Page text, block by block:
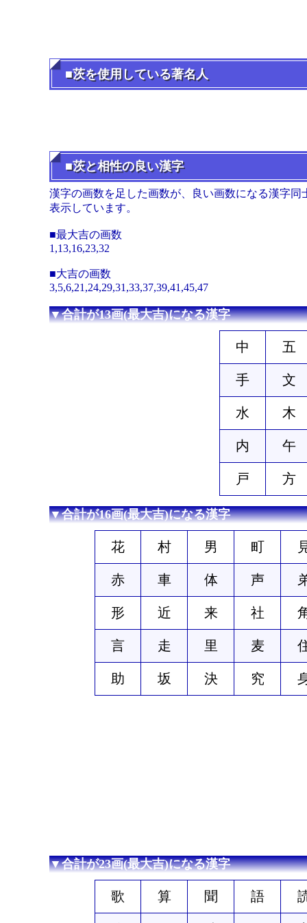
■茨を使用している著名人
■茨と相性の良い漢字
漢字の画数を足した画数が、良い画数になる漢字
表示しています。
■最大吉の画数
1,13,16,23,32
■大吉の画数
3,5,6,21,24,29,31,33,37,39,41,45,47
▼合計が13画(最大吉)になる漢字
中 五
手 文
水 木
内 午
戸 方
▼合計が16画(最大吉)になる漢字
花 村 男 町
赤 車 体 声
形 近 来 社
言 走 里 麦
助 坂 決 究
▼合計が23画(最大吉)になる漢字
歌 算 聞 語